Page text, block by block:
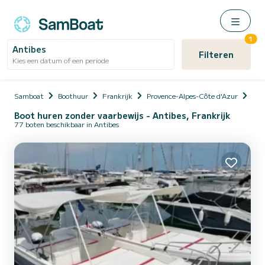
Antibes
Kies een datum of een periode Filteren
1
Samboat Boothuur Frankrijk Provence-Alpes-Côte d'Azur
Boot huren zonder vaarbewijs - Antibes, Frankrijk
77 boten beschikbaar in Antibes